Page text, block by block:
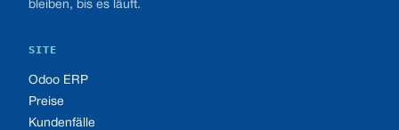
bleiben, bis es läuft.
SITE
Odoo ERP
Preise
Kundenfälle